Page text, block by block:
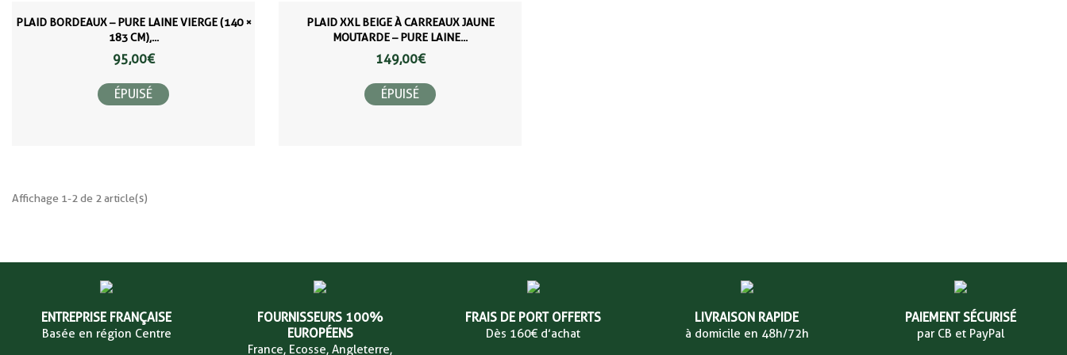
PLAID BORDEAUX – PURE LAINE VIERGE (140 ×
183 CM),...
95,00 €
ÉPUISÉ
PLAID XXL BEIGE À CARREAUX JAUNE
MOUTARDE – PURE LAINE...
149,00 €
ÉPUISÉ
Affichage 1-2 de 2 article(s)
ENTREPRISE FRANÇAISE
Basée en région Centre
FOURNISSEURS 100%
EUROPÉENS
France, Ecosse, Angleterre,
FRAIS DE PORT OFFERTS
Dès 160€ d’achat
LIVRAISON RAPIDE
à domicile en 48h/72h
PAIEMENT SÉCURISÉ
par CB et PayPal